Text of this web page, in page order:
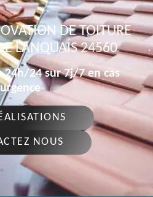
DE TOITURE
LANQUAIS 24560
24h/24 sur 7j/7 en cas
NOUS